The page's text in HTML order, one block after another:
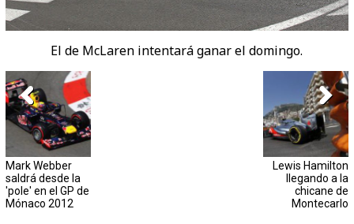
El de McLaren intentará ganar el domingo.
Mark Webber
saldrá desde la
'pole' en el GP de
Mónaco 2012
Lewis Hamilton
llegando a la
chicane de
Montecarlo